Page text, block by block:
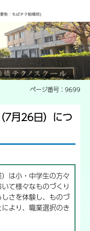
ページ番号：9699
7月26日）につ
は小・中学生の方々
て様々なものづくり
さを体験し、ものづ
より、職業選択のき